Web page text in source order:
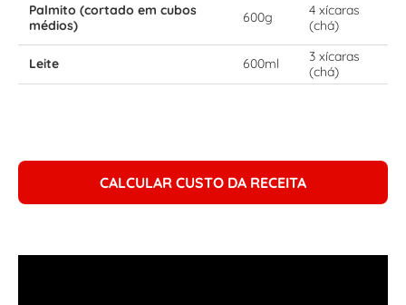
Palmito (cortado em cubos
médios)
600g
4 xícaras
(chá)
Leite 600ml
3 xícaras
(chá)
CALCULAR CUSTO DA RECEITA